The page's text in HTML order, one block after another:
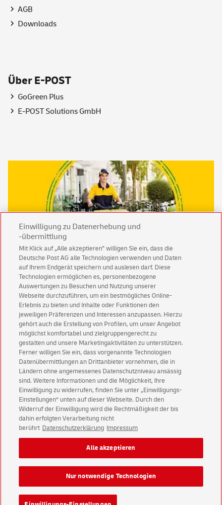
AGB
Downloads
Über E-POST
GoGreen Plus
E-POST Solutions GmbH
NACHHALTIG BESSER – Deutsche Post und
DHL
Auf dem Weg zur CO2e-freien Post- und Paketlogistik.
Mehr erfahren
Kundenservice
Warnung vor gefälschtenE-Mails
Impressum Rechtliche Hinweise
Datenschutz
Einwilligungs-Einstellungen
Konzern Karriere Presse Investoren
Einwilligung zu Datenerhebung und
-übermittlung
Mit Klick auf „Alle akzeptieren” willigen Sie ein, dass die
Deutsche Post AG alle Technologien verwenden und Daten
auf Ihrem Endgerät speichern und auslesen darf. Diese
Technologien ermöglichen es, personenbezogene
Auswertungen zu Besuchen und Nutzung unserer
Webseite durchzuführen, um ein bestmögliches Online-
Erlebnis zu bieten und Inhalte oder Funktionen den
jeweiligen Präferenzen und Interessen anzupassen. Hierzu
gehört auch die Erstellung von Profilen, um unser Angebot
möglichst komfortabel und zielgruppengerecht zu
gestalten und unsere Marketingaktivitäten zu unterstützen.
Ferner willigen Sie ein, dass vorgenannte Technologien
Datenübermittlungen an Drittanbieter vornehmen, die in
Ländern ohne angemessenes Datenschutzniveau ansässig
sind. Weitere Informationen und die Möglichkeit, Ihre
Einwilligung zu widerrufen, finden Sie unter „Einwilligungs-
Einstellungen“ unten auf dieser Webseite. Durch den
Widerruf der Einwilligung wird die Rechtmäßigkeit der bis
dahin erfolgten Verarbeitung nicht
berührt Datenschutzerklärung Impressum
Nur notwendige Technologien
Alle akzeptieren